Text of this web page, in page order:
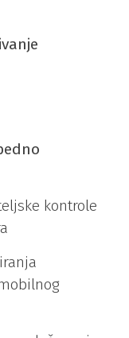
kontrole